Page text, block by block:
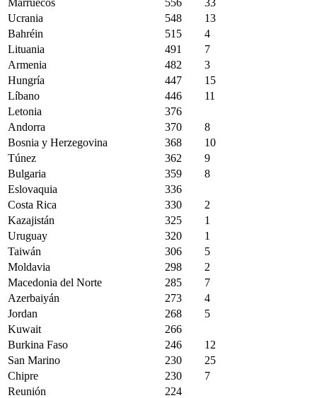
Ucrania
548
13
Bahréin
515
4
Lituania
491
7
Armenia
482
3
Hungría
447
15
Líbano
446
11
Letonia
376
Andorra
370
8
Bosnia y Herzegovina
368
10
Túnez
362
9
Bulgaria
359
8
Eslovaquia
336
Costa Rica
330
2
Kazajistán
325
1
Uruguay
320
1
Taiwán
306
5
Moldavia
298
2
Macedonia del Norte
285
7
Azerbaiyán
273
4
Jordan
268
5
Kuwait
266
Burkina Faso
246
12
San Marino
230
25
Chipre
230
7
Reunión
224